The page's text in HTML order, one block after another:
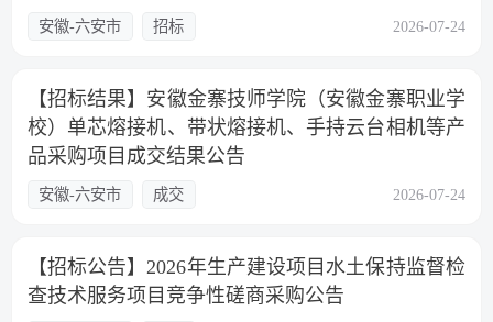
安徽-六安市 招标 2026-07-24
【招标结果】安徽金寨技师学院（安徽金寨职业学
校）单芯熔接机、带状熔接机、手持云台相机等产
品采购项目成交结果公告
安徽-六安市 成交 2026-07-24
【招标公告】2026年生产建设项目水土保持监督检
查技术服务项目竞争性磋商采购公告